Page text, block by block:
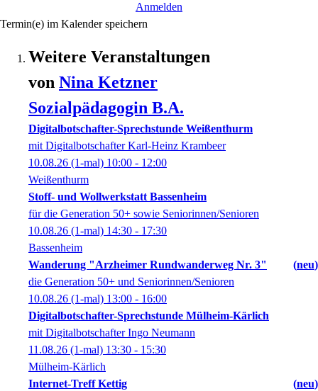
Anmelden
Termin(e) im Kalender speichern
Weitere Veranstaltungen
von Nina Ketzner
Sozialpädagogin B.A.
Digitalbotschafter-Sprechstunde Weißenthurm
mit Digitalbotschafter Karl-Heinz Krambeer
10.08.26 (1-mal) 10:00 - 12:00
Weißenthurm
Stoff- und Wollwerkstatt Bassenheim
für die Generation 50+ sowie Seniorinnen/Senioren
10.08.26 (1-mal) 14:30 - 17:30
Bassenheim
Wanderung "Arzheimer Rundwanderweg Nr. 3"
neu
die Generation 50+ und Seniorinnen/Senioren
10.08.26 (1-mal) 13:00 - 16:00
Digitalbotschafter-Sprechstunde Mülheim-Kärlich
mit Digitalbotschafter Ingo Neumann
11.08.26 (1-mal) 13:30 - 15:30
Mülheim-Kärlich
Internet-Treff Kettig
neu